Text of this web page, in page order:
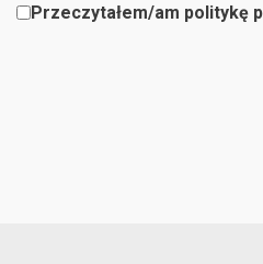
Przeczytałem/am politykę